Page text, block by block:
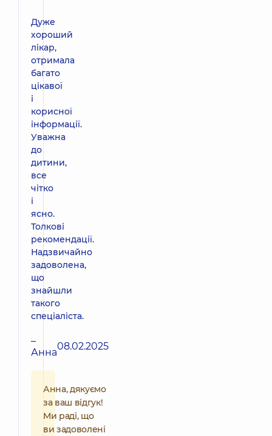
Дуже
хороший
лікар,
отримала
багато
цікавої
і
корисної
інформації.
Уважна
до
дитини,
все
чітко
і
ясно.
Толкові
рекомендації.
Надзвичайно
задоволена,
що
знайшли
такого
спеціаліста.
–
Анна08.02.2025
Анна, дякуємо
за ваш відгук!
Ми раді, що
ви задоволені